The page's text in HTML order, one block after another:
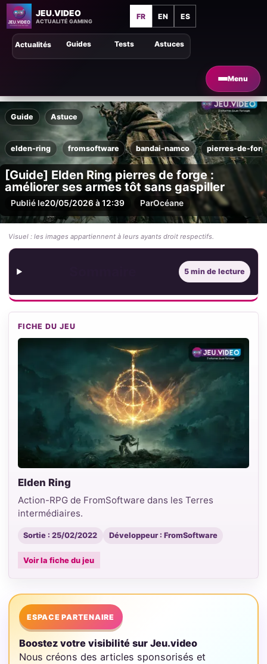
JEU.VIDEO
ACTUALITÉ GAMING
FR EN ES
Menu
Astuces
Guides Tests
Actualités
Guide Astuce
elden-ring fromsoftware bandai-namco pierres-de-
[Guide] Elden Ring pierres de forge :
améliorer ses armes tôt sans gaspiller
Publié le20/05/2026 à 12:39 ParOcéane
Visuel : les images appartiennent à leurs ayants droit respectifs.
5 min de lecture
FICHE DU JEU
Elden Ring
Action-RPG de FromSoftware dans les Terres
intermédiaires.
Sortie : 25/02/2022 Développeur : FromSoftware
Voir la fiche du jeu
ESPACE PARTENAIRE
Boostez votre visibilité sur Jeu.video
Nous créons des articles sponsorisés et